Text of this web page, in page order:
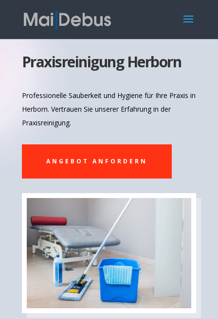
Praxisreinigung Herborn
Professionelle Sauberkeit und Hygiene für Ihre Praxis in
Herborn. Vertrauen Sie unserer Erfahrung in der
Praxisreinigung.
ANGEBOT ANFORDERN